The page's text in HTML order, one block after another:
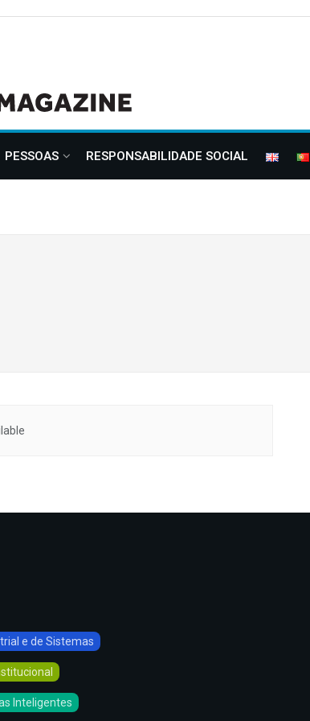
PESSOAS RESPONSABILIDADE SOCIAL
e de Sistemas
Inteligentes